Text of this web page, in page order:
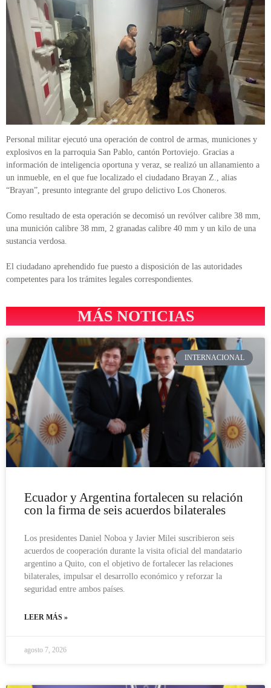
Personal militar ejecutó una operación de control de armas, municiones y
explosivos en la parroquia San Pablo, cantón Portoviejo. Gracias a
información de inteligencia oportuna y veraz, se realizó un allanamiento a
un inmueble, en el que fue localizado el ciudadano Brayan Z., alias
“Brayan”, presunto integrante del grupo delictivo Los Choneros.
Como resultado de esta operación se decomisó un revólver calibre 38 mm,
una munición calibre 38 mm, 2 granadas calibre 40 mm y un kilo de una
sustancia verdosa.
El ciudadano aprehendido fue puesto a disposición de las autoridades
competentes para los trámites legales correspondientes.
MÁS NOTICIAS
INTERNACIONAL
Ecuador y Argentina fortalecen su relación
con la firma de seis acuerdos bilaterales
Los presidentes Daniel Noboa y Javier Milei suscribieron seis
acuerdos de cooperación durante la visita oficial del mandatario
argentino a Quito, con el objetivo de fortalecer las relaciones
bilaterales, impulsar el desarrollo económico y reforzar la
seguridad entre ambos países.
LEER MÁS »
agosto 7, 2026